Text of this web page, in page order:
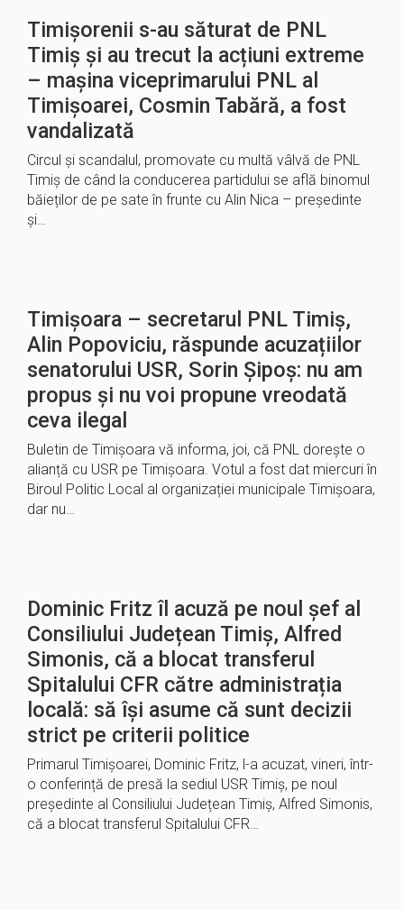
Timișorenii s-au săturat de PNL
Timiș și au trecut la acțiuni extreme
– mașina viceprimarului PNL al
Timișoarei, Cosmin Tabără, a fost
vandalizată
Circul și scandalul, promovate cu multă vâlvă de PNL
Timiș de când la conducerea partidului se află binomul
băieților de pe sate în frunte cu Alin Nica – președinte
și…
Timișoara – secretarul PNL Timiș,
Alin Popoviciu, răspunde acuzațiilor
senatorului USR, Sorin Șipoș: nu am
propus și nu voi propune vreodată
ceva ilegal
Buletin de Timișoara vă informa, joi, că PNL dorește o
alianță cu USR pe Timișoara. Votul a fost dat miercuri în
Biroul Politic Local al organizației municipale Timișoara,
dar nu…
Dominic Fritz îl acuză pe noul șef al
Consiliului Județean Timiș, Alfred
Simonis, că a blocat transferul
Spitalului CFR către administrația
locală: să își asume că sunt decizii
strict pe criterii politice
Primarul Timișoarei, Dominic Fritz, l-a acuzat, vineri, într-
o conferință de presă la sediul USR Timiș, pe noul
președinte al Consiliului Județean Timiș, Alfred Simonis,
că a blocat transferul Spitalului CFR…